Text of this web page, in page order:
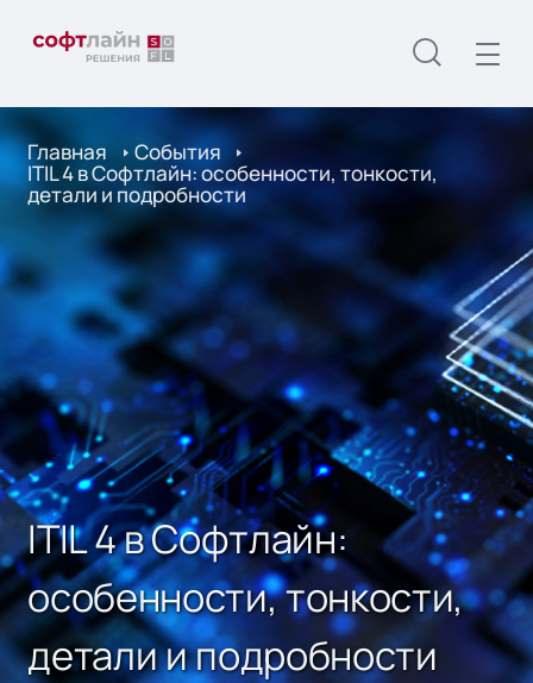
Главная События
ITIL 4 в Софтлайн: особенности, тонкости,
детали и подробности
ITIL 4 в Софтлайн:
особенности, тонкости,
детали и подробности